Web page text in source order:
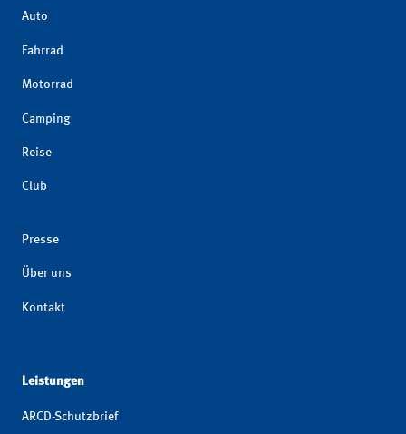
Auto
Fahrrad
Motorrad
Camping
Reise
Club
Presse
Über uns
Kontakt
Leistungen
ARCD-Schutzbrief